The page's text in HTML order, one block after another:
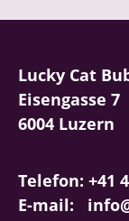
Lucky Cat
Eisengasse 7
6004 Luzern
Telefon: +41
E-mail: